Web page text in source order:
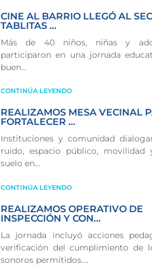
CINE AL BARRIO LLEGÓ AL
TABLITAS ...
Más de 40 niños, niñas y
participaron en una jornada
buen...
CONTINÚA LEYENDO
REALIZAMOS MESA VECINAL
FORTALECER ...
Instituciones y comunidad
ruido, espacio público, movilidad
suelo en...
CONTINÚA LEYENDO
REALIZAMOS OPERATIVO DE
INSPECCIÓN Y CON...
La jornada incluyó acciones
verificación del cumplimiento de
sonoros permitidos....